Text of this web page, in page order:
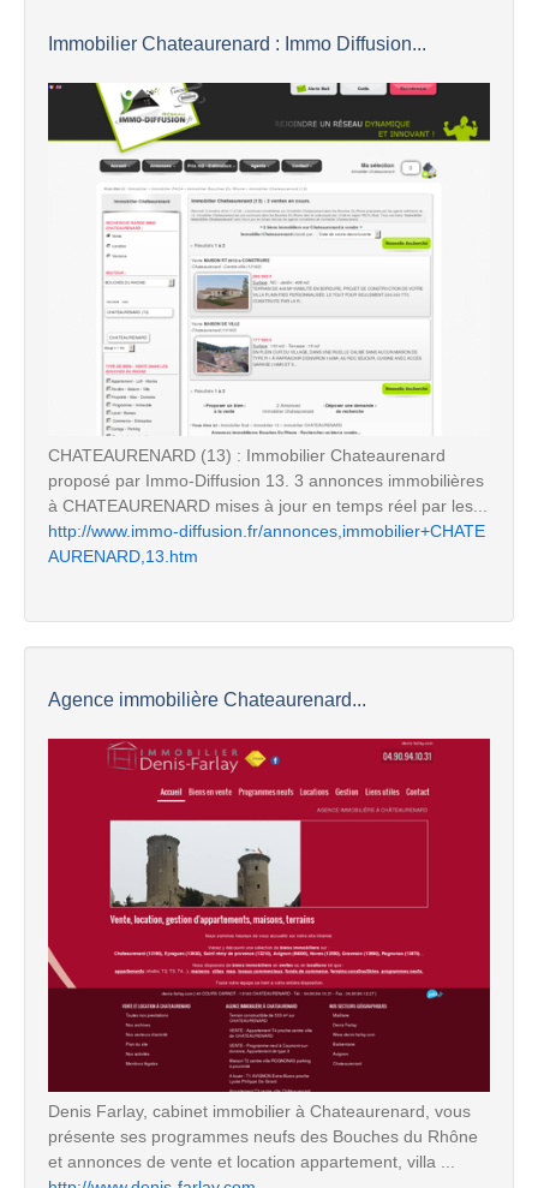
Immobilier Chateaurenard : Immo Diffusion...
CHATEAURENARD (13) : Immobilier Chateaurenard
proposé par Immo-Diffusion 13. 3 annonces immobilières
à CHATEAURENARD mises à jour en temps réel par les...
http://www.immo-diffusion.fr/annonces,immobilier+CHATE
AURENARD,13.htm
Agence immobilière Chateaurenard...
Denis Farlay, cabinet immobilier à Chateaurenard, vous
présente ses programmes neufs des Bouches du Rhône
et annonces de vente et location appartement, villa ...